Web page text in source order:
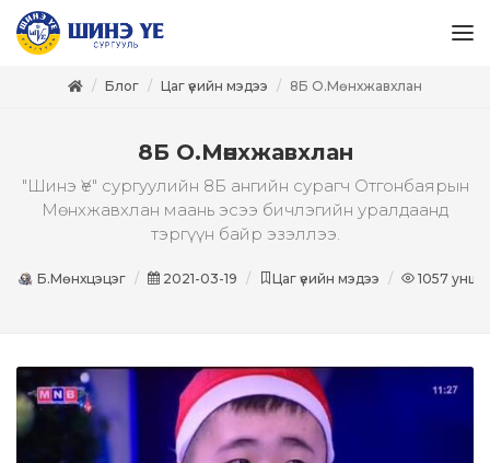
Блог Цаг үеийн мэдээ 8Б О.Мөнхжавхлан
8Б О.Мөнхжавхлан
"Шинэ Үе" сургуулийн 8Б ангийн сурагч Отгонбаярын
Мөнхжавхлан маань эсээ бичлэгийн уралдаанд
тэргүүн байр эзэллээ.
Б.Мөнхцэцэг 2021-03-19 Цаг үеийн мэдээ 1057